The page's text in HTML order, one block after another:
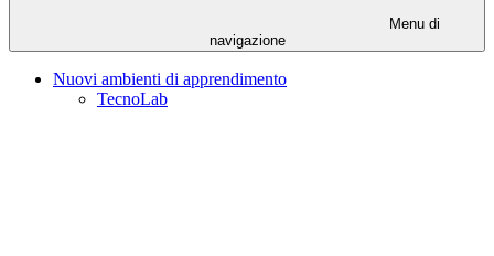
Menu di
navigazione
Nuovi ambienti di apprendimento
TecnoLab